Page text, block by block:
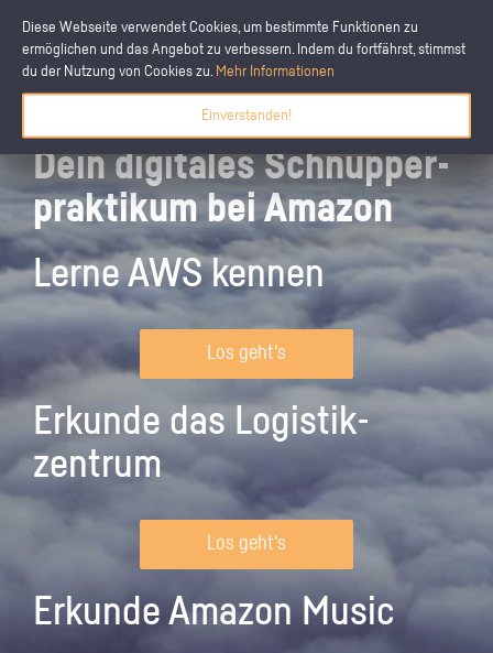
Diese Webseite verwendet Cookies, um bestimmte Funktionen zu
ermöglichen und das Angebot zu verbessern. Indem du fortfährst, stimmst
du der Nutzung von Cookies zu. Mehr Informationen
Einverstanden!
Dein digitales Schnupper­
praktikum bei Amazon
Lerne AWS kennen
Los geht's
Erkunde das Logistik­
zentrum
Los geht's
Erkunde Amazon Music